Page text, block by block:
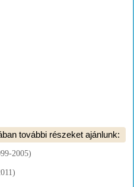
további részeket ajánlunk:
2005)